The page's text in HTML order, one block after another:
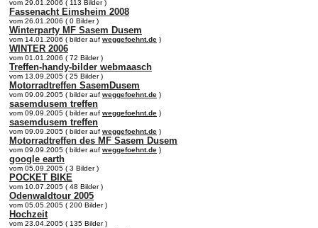
vom 29.01.2006 ( 113 Bilder )
Fassenacht Eimsheim 2008
vom 26.01.2006 ( 0 Bilder )
Winterparty MF Sasem Dusem
vom 14.01.2006 ( bilder auf weggefoehnt.de )
WINTER 2006
vom 01.01.2006 ( 72 Bilder )
Treffen-handy-bilder webmaasch
vom 13.09.2005 ( 25 Bilder )
Motorradtreffen SasemDusem
vom 09.09.2005 ( bilder auf weggefoehnt.de )
sasemdusem treffen
vom 09.09.2005 ( bilder auf weggefoehnt.de )
sasemdusem treffen
vom 09.09.2005 ( bilder auf weggefoehnt.de )
Motorradtreffen des MF Sasem Dusem
vom 09.09.2005 ( bilder auf weggefoehnt.de )
google earth
vom 05.09.2005 ( 3 Bilder )
POCKET BIKE
vom 10.07.2005 ( 48 Bilder )
Odenwaldtour 2005
vom 05.05.2005 ( 200 Bilder )
Hochzeit
vom 23.04.2005 ( 135 Bilder )